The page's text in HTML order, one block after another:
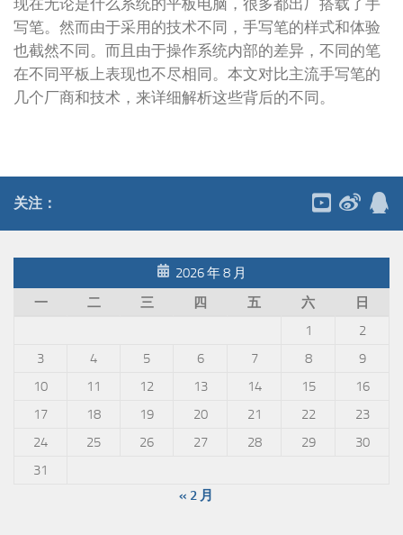
写笔。然而由于采用的技术不同，手写笔的样式和体验
也截然不同。而且由于操作系统内部的差异，不同的笔
在不同平板上表现也不尽相同。本文对比主流手写笔的
几个厂商和技术，来详细解析这些背后的不同。
关注：
2026 年 8 月
一
二 三 四 五 六
日
1
2
3
4 5 6 7 8
9
10
11 12 13 14 15
16
17
18 19 20 21 22
23
24
25 26 27 28 29
30
31
« 2 月